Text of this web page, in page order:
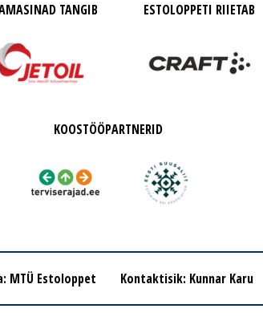
TANGIB ESTOLOPPETI RIIETAB
KOOSTÖÖPARTNERID
MTÜ Estoloppet Kontaktisik: Kunnar Karu